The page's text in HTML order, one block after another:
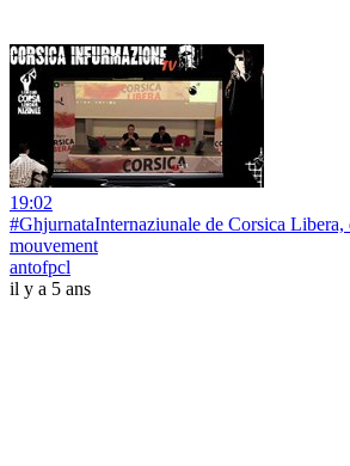
19:02
#GhjurnataInternaziunale de Corsica Libera,
mouvement
antofpcl
il y a 5 ans